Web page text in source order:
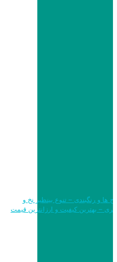
طرح ها و رنگبندی – تنوع بینظیر نخ و